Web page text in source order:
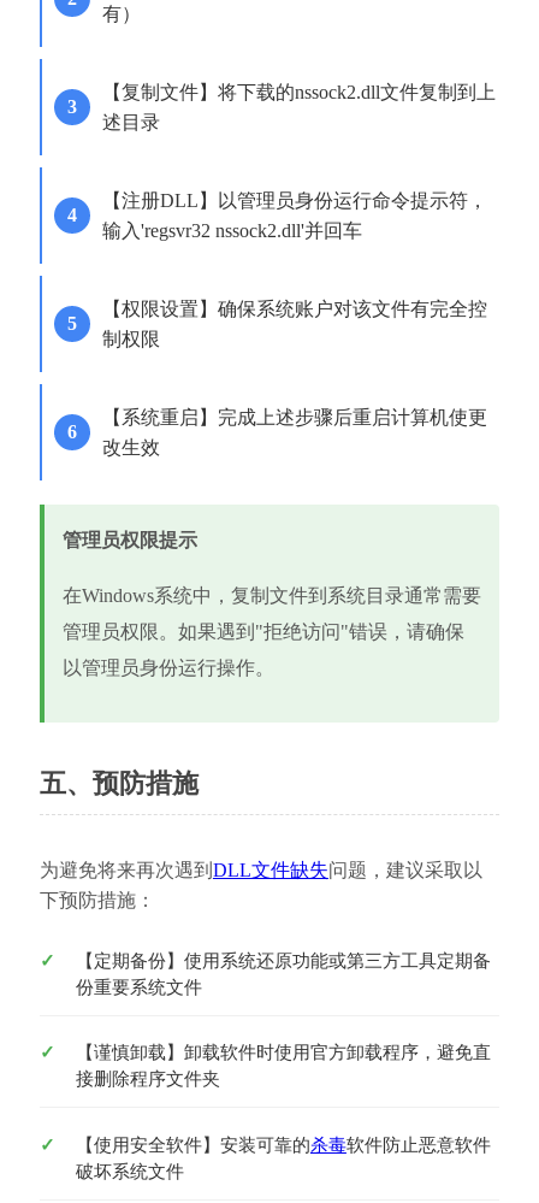
有）
【复制文件】将下载的nssock2.dll文件复制到上
述目录
【注册DLL】以管理员身份运行命令提示符，
输入'regsvr32 nssock2.dll'并回车
【权限设置】确保系统账户对该文件有完全控
制权限
【系统重启】完成上述步骤后重启计算机使更
改生效
管理员权限提示
在Windows系统中，复制文件到系统目录通常需要
管理员权限。如果遇到"拒绝访问"错误，请确保
以管理员身份运行操作。
五、预防措施
为避免将来再次遇到 DLL文件缺失问题，建议采取以
下预防措施：
【定期备份】使用系统还原功能或第三方工具定期备
份重要系统文件
【谨慎卸载】卸载软件时使用官方卸载程序，避免直
接删除程序文件夹
【使用安全软件】安装可靠的杀毒软件防止恶意软件
破坏系统文件